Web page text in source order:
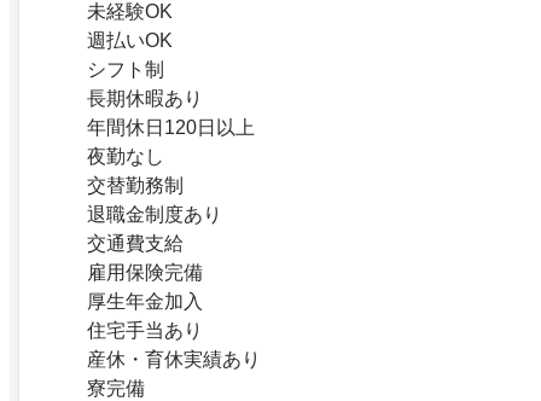
未経験OK
週払いOK
シフト制
長期休暇あり
年間休日120日以上
夜勤なし
交替勤務制
退職金制度あり
交通費支給
雇用保険完備
厚生年金加入
住宅手当あり
産休・育休実績あり
寮完備